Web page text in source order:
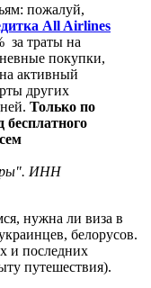
пожалуй,
All Airlines
за траты на
покупки,
активный
других
Только по
ИНН
нужна ли виза в
белорусов.
и последних
путешествия).